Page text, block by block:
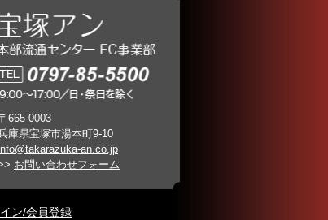
665-0003
庫県宝塚市湯本町9-10
an.co.jp
お問い合わせフォーム
ン/会員登録